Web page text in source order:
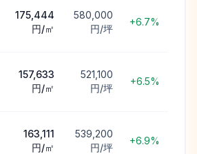
175,444
円/㎡
580,000
円/坪
+6.7%
157,633
円/㎡
521,100
円/坪
+6.5%
163,111
円/㎡
539,200
円/坪
+6.9%